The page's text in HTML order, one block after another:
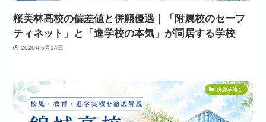
桜美林高校の偏差値と併願優遇｜「附属校のセーフ
ティネット」と「進学校の本気」が同居する学校
2026年5月14日
併願校選び